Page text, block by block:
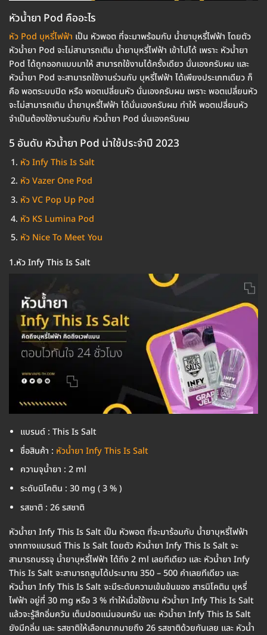
หัวน้ำยา Pod คืออะไร
หัว Pod บุหรี่ไฟฟ้า เป็น หัวพอต ที่จะมาพร้อมกับ น้ำยาบุหรี่ไฟฟ้า โดยตัว
หัวน้ำยา Pod จะไม่สามารถเติม น้ำยาบุหรี่ไฟฟ้า เข้าไปได้ เพราะ หัวน้ำยา
Pod ได้ถูกออกแบบมาให้ สามารถใช้งานได้ครั้งเดียว นั่นเองครับผม และ
หัวน้ำยา Pod จะสามารถใช้งานร่วมกับ บุหรี่ไฟฟ้า ได้เพียงประเภทเดียว ก็
คือ พอตระบบปิด หรือ พอตเปลี่ยนหัว นั่นเองครับผม เพราะ พอตเปลี่ยนหัว
จะไม่สามารถเติม น้ำยาบุหรี่ไฟฟ้า ได้นั่นเองครับผม ทำให้ พอตเปลี่ยนหัว
จำเป็นต้องใช้งานร่วมกับ หัวน้ำยา Pod นั่นเองครับผม
5 อันดับ หัวน้ำยา Pod น่าใช้ประจำปี 2023
หัว Infy This Is Salt
หัว Vazer One Pod
หัว VC Pop Up Pod
หัว KS Lumina Pod
หัว Nice To Meet You
1.หัว Infy This Is Salt
แบรนด์ : This Is Salt
ชื่อสินค้า : หัวน้ำยา Infy This Is Salt
ความจุน้ำยา : 2 ml
ระดับนิโคติน : 30 mg ( 3 % )
รสชาติ : 26 รสชาติ
หัวน้ำยา Infy This Is Salt เป็น หัวพอต ที่จะมาร้อมกับ น้ำยาบุหรี่ไฟฟ้า
จากทางแบรนด์ This Is Salt โดยตัว หัวน้ำยา Infy This Is Salt จะ
สามารถบรรจุ น้ำยาบุหรี่ไฟฟ้า ได้ถึง 2 ml เลยทีเดียว และ หัวน้ำยา Infy
This Is Salt จะสามารถสูบได้ประมาณ 350 – 500 คำเลยทีเดียว และ
หัวน้ำยา Infy This Is Salt จะมีระดับความเข้มข้นของ สารนิโคติน บุหรี่
ไฟฟ้า อยู่ที่ 30 mg หรือ 3 % ทำให้เมื่อใช้งาน หัวน้ำยา Infy This Is Salt
แล้วจะรู้สึกอิ่มควัน เต็มปอดแน่นอนครับ และ หัวน้ำยา Infy This Is Salt
ยังมีกลิ่น และ รสชาติให้เลือกมากมายถึง 26 รสชาติด้วยกันเลย และ หัวน้ำ